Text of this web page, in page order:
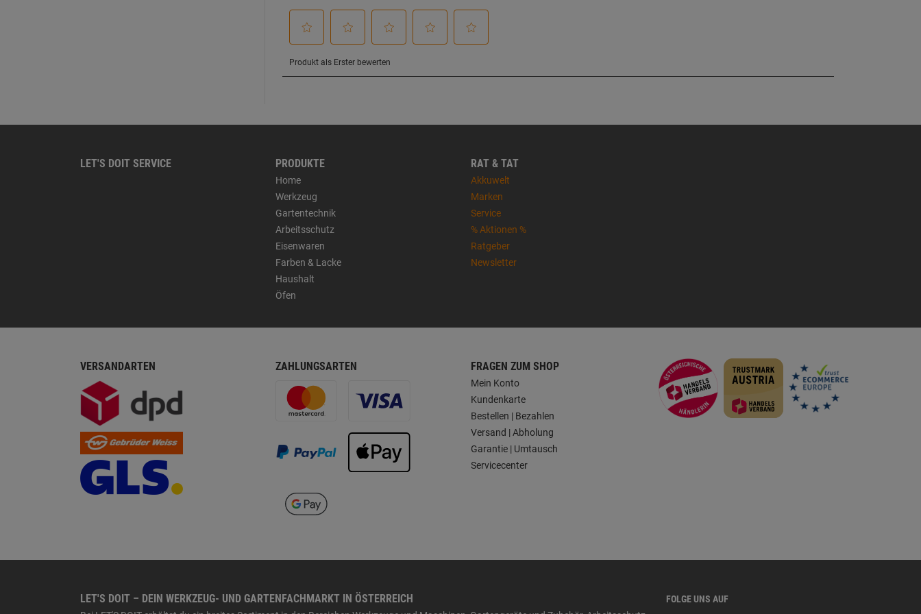
LET'S DOIT SERVICE PRODUKTE
Home
Werkzeug
Gartentechnik
Arbeitsschutz
Eisenwaren
Farben & Lacke
Haushalt
Öfen
RAT & TAT
Akkuwelt
Marken
Service
% Aktionen %
Ratgeber
Newsletter
VERSANDARTEN ZAHLUNGSARTEN FRAGEN ZUM SHOP
Mein Konto
Kundenkarte
Bestellen | Bezahlen
Versand | Abholung
Garantie | Umtausch
Servicecenter
LET'S DOIT – DEIN WERKZEUG- UND GARTENFACHMARKT IN ÖSTERREICH FOLGE UNS AUF